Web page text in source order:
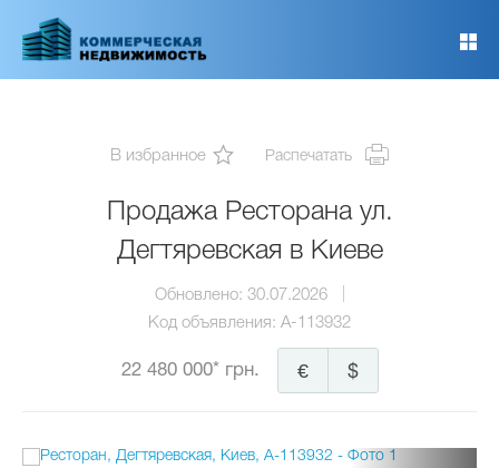
основному
В избранное Распечатать
Продажа Ресторана ул.
Дегтяревская в Киеве
Обновлено: 30.07.2026
Код объявления: A-113932
22 480 000* грн. $
€